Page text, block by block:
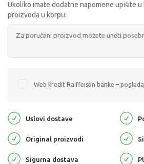
Ukoliko imate dodatne napomene upišite
proizvoda u korpu:
Web kredit Raiffeisen banke –
Uslovi dostave
Original proizvodi
Sigurna dostava